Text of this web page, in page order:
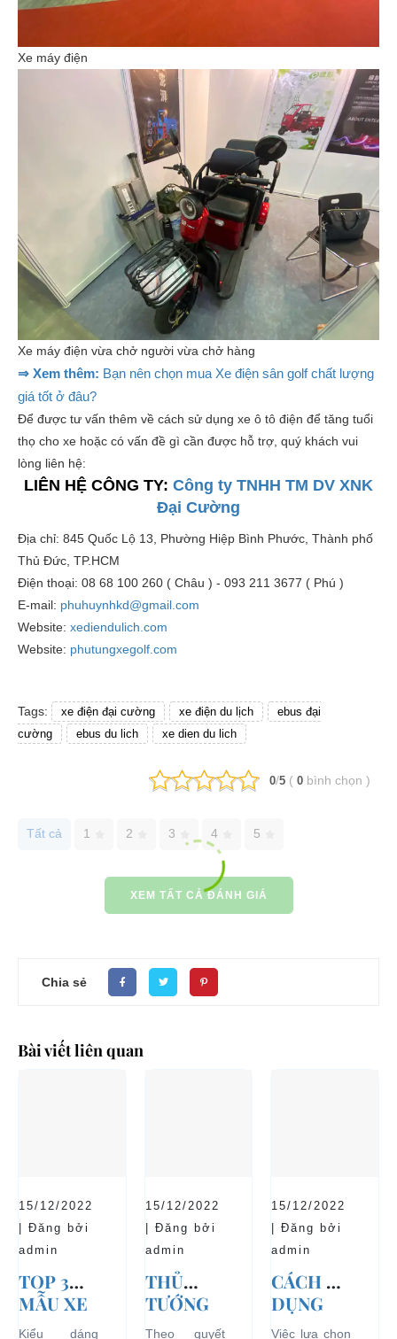
Xe máy điện
Xe máy điện vừa chở người vừa chở hàng
⇒ Xem thêm: Bạn nên chọn mua Xe điện sân golf chất lượng
giá tốt ở đâu?
Để được tư vấn thêm về cách sử dụng xe ô tô điện để tăng tuổi
thọ cho xe hoặc có vấn đề gì cần được hỗ trợ, quý khách vui
lòng liên hệ:
LIÊN HỆ CÔNG TY: Công ty TNHH TM DV XNK
Đại Cường
Địa chỉ: 845 Quốc Lộ 13, Phường Hiệp Bình Phước, Thành phố
Thủ Đức, TP.HCM
Điện thoại: 08 68 100 260 ( Châu ) - 093 211 3677 ( Phú )
E-mail: phuhuynhkd@gmail.com
Website: xediendulich.com
Website: phutungxegolf.com
Tags: xe điện đại cường xe điện du lịch
ebus đại
cường
ebus du lich xe dien du lich
0/5 ( 0 bình chọn )
Tất cả 1 2 3 4 5
XEM TẤT CẢ ĐÁNH GIÁ
Chia sẻ
Bài viết liên quan
15/12/2022
| Đăng bởi
admin
TOP 3
MẪU XE
Ô TÔ
Kiểu dáng
15/12/2022
| Đăng bởi
admin
THỦ
TƯỚNG
CHÍNH
Theo quyết
15/12/2022
| Đăng bởi
admin
CÁCH SỬ
DỤNG
XE Ô TÔ
Việc lựa chọn